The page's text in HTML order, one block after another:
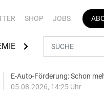
SHOP JOBS
AUTOMARKEN
E-Auto-Förderung: Schon
05.08.2026, 14:25 Uhr